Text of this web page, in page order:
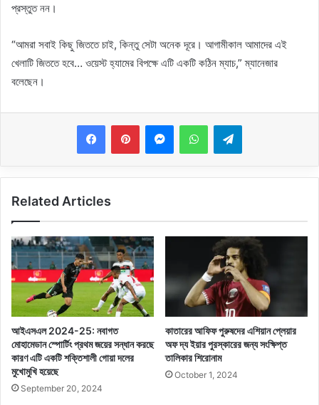
প্রস্তুত নন।
“আমরা সবাই কিছু জিততে চাই, কিন্তু সেটা অনেক দূরে। আগামীকাল আমাদের এই
খেলাটি জিততে হবে… ওয়েস্ট হ্যামের বিপক্ষে এটি একটি কঠিন ম্যাচ,” ম্যানেজার
বলেছেন।
MessengerWhatsAppTelegram
Related Articles
আইএসএল 2024-25: নবাগত
মোহামেডান স্পোর্টিং প্রথম জয়ের সন্ধান করছে
কারণ এটি একটি শক্তিশালী গোয়া দলের
মুখোমুখি হয়েছে
September 20, 2024
কাতারের আফিফ পুরুষদের এশিয়ান প্লেয়ার
অফ দ্য ইয়ার পুরস্কারের জন্য সংক্ষিপ্ত
তালিকার শিরোনাম
October 1, 2024